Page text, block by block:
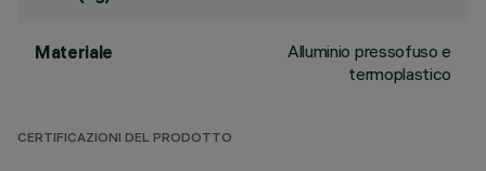
Materiale
Alluminio pressofuso e
termoplastico
CERTIFICAZIONI DEL PRODOTTO